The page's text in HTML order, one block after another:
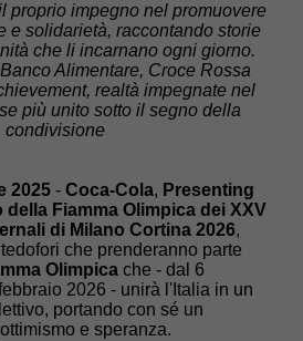
proprio impegno nel promuovere
e solidarietà, raccontando storie
che li incarnano ogni giorno.
Alimentare, Croce Rossa
realtà impegnate nel
più unito sotto il segno della
condivisione
2025 - Coca-Cola, Presenting
della Fiamma Olimpica dei XXV
di Milano Cortina 2026,
che prenderanno parte
Olimpica che - dal 6
2026 - unirà l'Italia in un
portando con sé un
e speranza.